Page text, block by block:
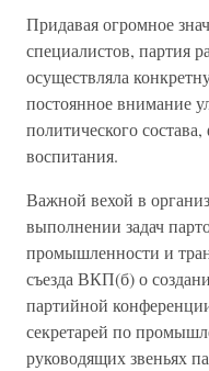
Придавая огромное
специалистов, партия
осуществляла
постоянное внимание
политического
воспитания.
Важной вехой в
выполнении задач
промышленности и
съезда ВКП(б) о
партийной
секретарей по
руководящих звеньях